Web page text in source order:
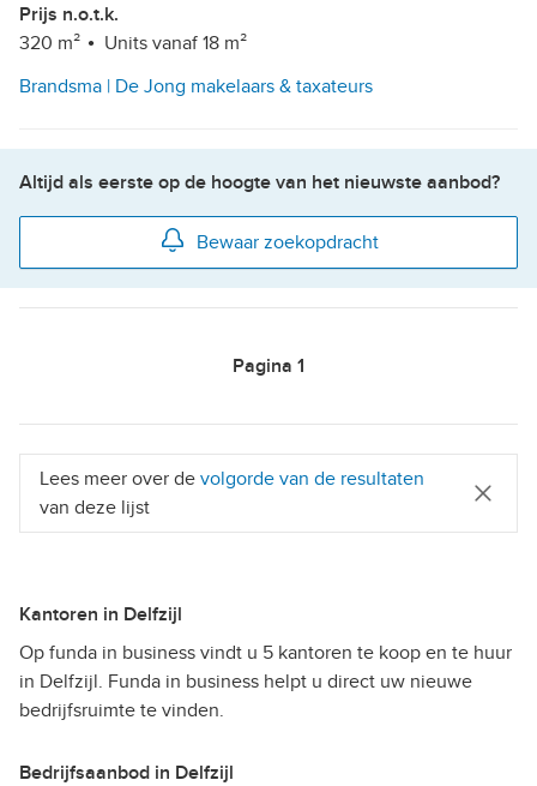
Prijs n.o.t.k.
320 m²
Units vanaf 18 m²
Brandsma | De Jong makelaars & taxateurs
Altijd als eerste op de hoogte van het nieuwste aanbod?
Bewaar zoekopdracht
Pagina 1
Lees meer over de volgorde van de resultaten
van deze lijst
Kantoren in Delfzijl
Op funda in business vindt u 5 kantoren te koop en te huur
in Delfzijl. Funda in business helpt u direct uw nieuwe
bedrijfsruimte te vinden.
Bedrijfsaanbod in Delfzijl